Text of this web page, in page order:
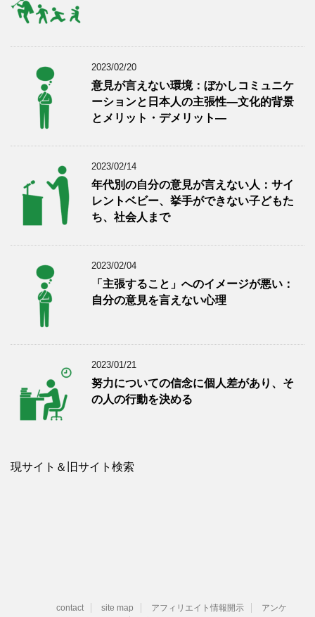
2023/02/20
意見が言えない環境：ぼかしコミュニケ
ーションと日本人の主張性―文化的背景
とメリット・デメリット―
2023/02/14
年代別の自分の意見が言えない人：サイ
レントベビー、挙手ができない子どもた
ち、社会人まで
2023/02/04
「主張すること」へのイメージが悪い：
自分の意見を言えない心理
2023/01/21
努力についての信念に個人差があり、そ
の人の行動を決める
現サイト＆旧サイト検索
contact site map アフィリエイト情報開示
アンケ